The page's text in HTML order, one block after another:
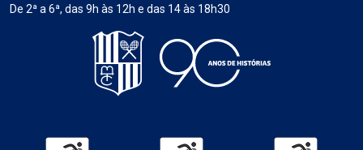
De 2ª a 6ª, das 9h às 12h e das 14 às 18h30